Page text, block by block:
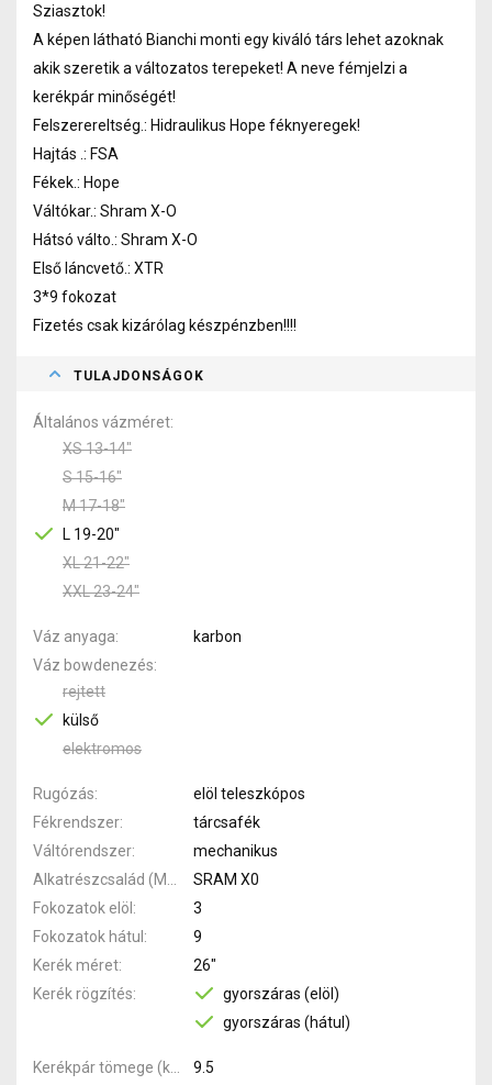
Sziasztok!
A képen látható Bianchi monti egy kiváló társ lehet azoknak
akik szeretik a változatos terepeket! A neve fémjelzi a
kerékpár minőségét!
Felszerereltség.: Hidraulikus Hope féknyeregek!
Hajtás .: FSA
Fékek.: Hope
Váltókar.: Shram X-O
Hátsó válto.: Shram X-O
Első láncvető.: XTR
3*9 fokozat
Fizetés csak kizárólag készpénzben!!!!
TULAJDONSÁGOK
Általános vázméret
XS 13-14"
S 15-16"
M 17-18"
L 19-20"
XL 21-22"
XXL 23-24"
Váz anyaga
karbon
Váz bowdenezés
rejtett
külső
elektromos
Rugózás
elöl teleszkópos
Fékrendszer
tárcsafék
Váltórendszer
mechanikus
SRAM X0
Fokozatok elöl
3
Fokozatok hátul
9
Kerék méret
26"
Kerék rögzítés
gyorszáras (elöl)
gyorszáras (hátul)
9.5